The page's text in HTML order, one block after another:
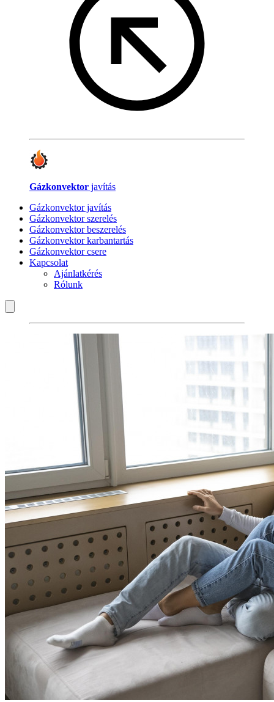
Gázkonvektor javítás
Gázkonvektor javítás
Gázkonvektor szerelés
Gázkonvektor beszerelés
Gázkonvektor karbantartás
Gázkonvektor csere
Kapcsolat
Ajánlatkérés
Rólunk